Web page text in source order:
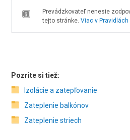
Prevádzkovateľ nenesie
tejto stránke. Viac v Pravidlách
Pozrite si tiež:
Izolácie a zatepľovanie
Zateplenie balkónov
Zateplenie striech